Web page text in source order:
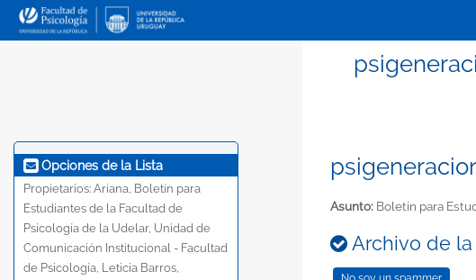
Opciones de la Lista
Propietarios: Ariana, Boletín para
Estudiantes de la Facultad de
Psicología de la Udelar, Unidad de
Comunicación Institucional - Facultad
de Psicología, Leticia Barros,
Asunto: Boletín para
Archivo de la